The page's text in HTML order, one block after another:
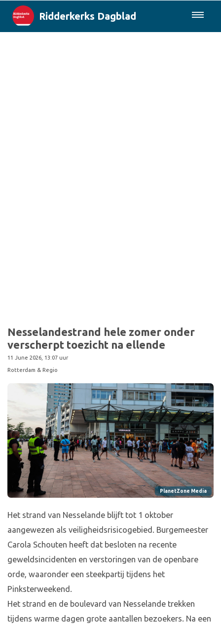
Ridderkerks Dagblad
Nesselandestrand hele zomer onder
verscherpt toezicht na ellende
11 June 2026, 13:07 uur
Rotterdam & Regio
PlanetZone Media
Het strand van Nesselande blijft tot 1 oktober
aangewezen als veiligheidsrisicogebied. Burgemeester
Carola Schouten heeft dat besloten na recente
geweldsincidenten en verstoringen van de openbare
orde, waaronder een steekpartij tijdens het
Pinksterweekend.
Het strand en de boulevard van Nesselande trekken
tijdens warme dagen grote aantallen bezoekers. Na een